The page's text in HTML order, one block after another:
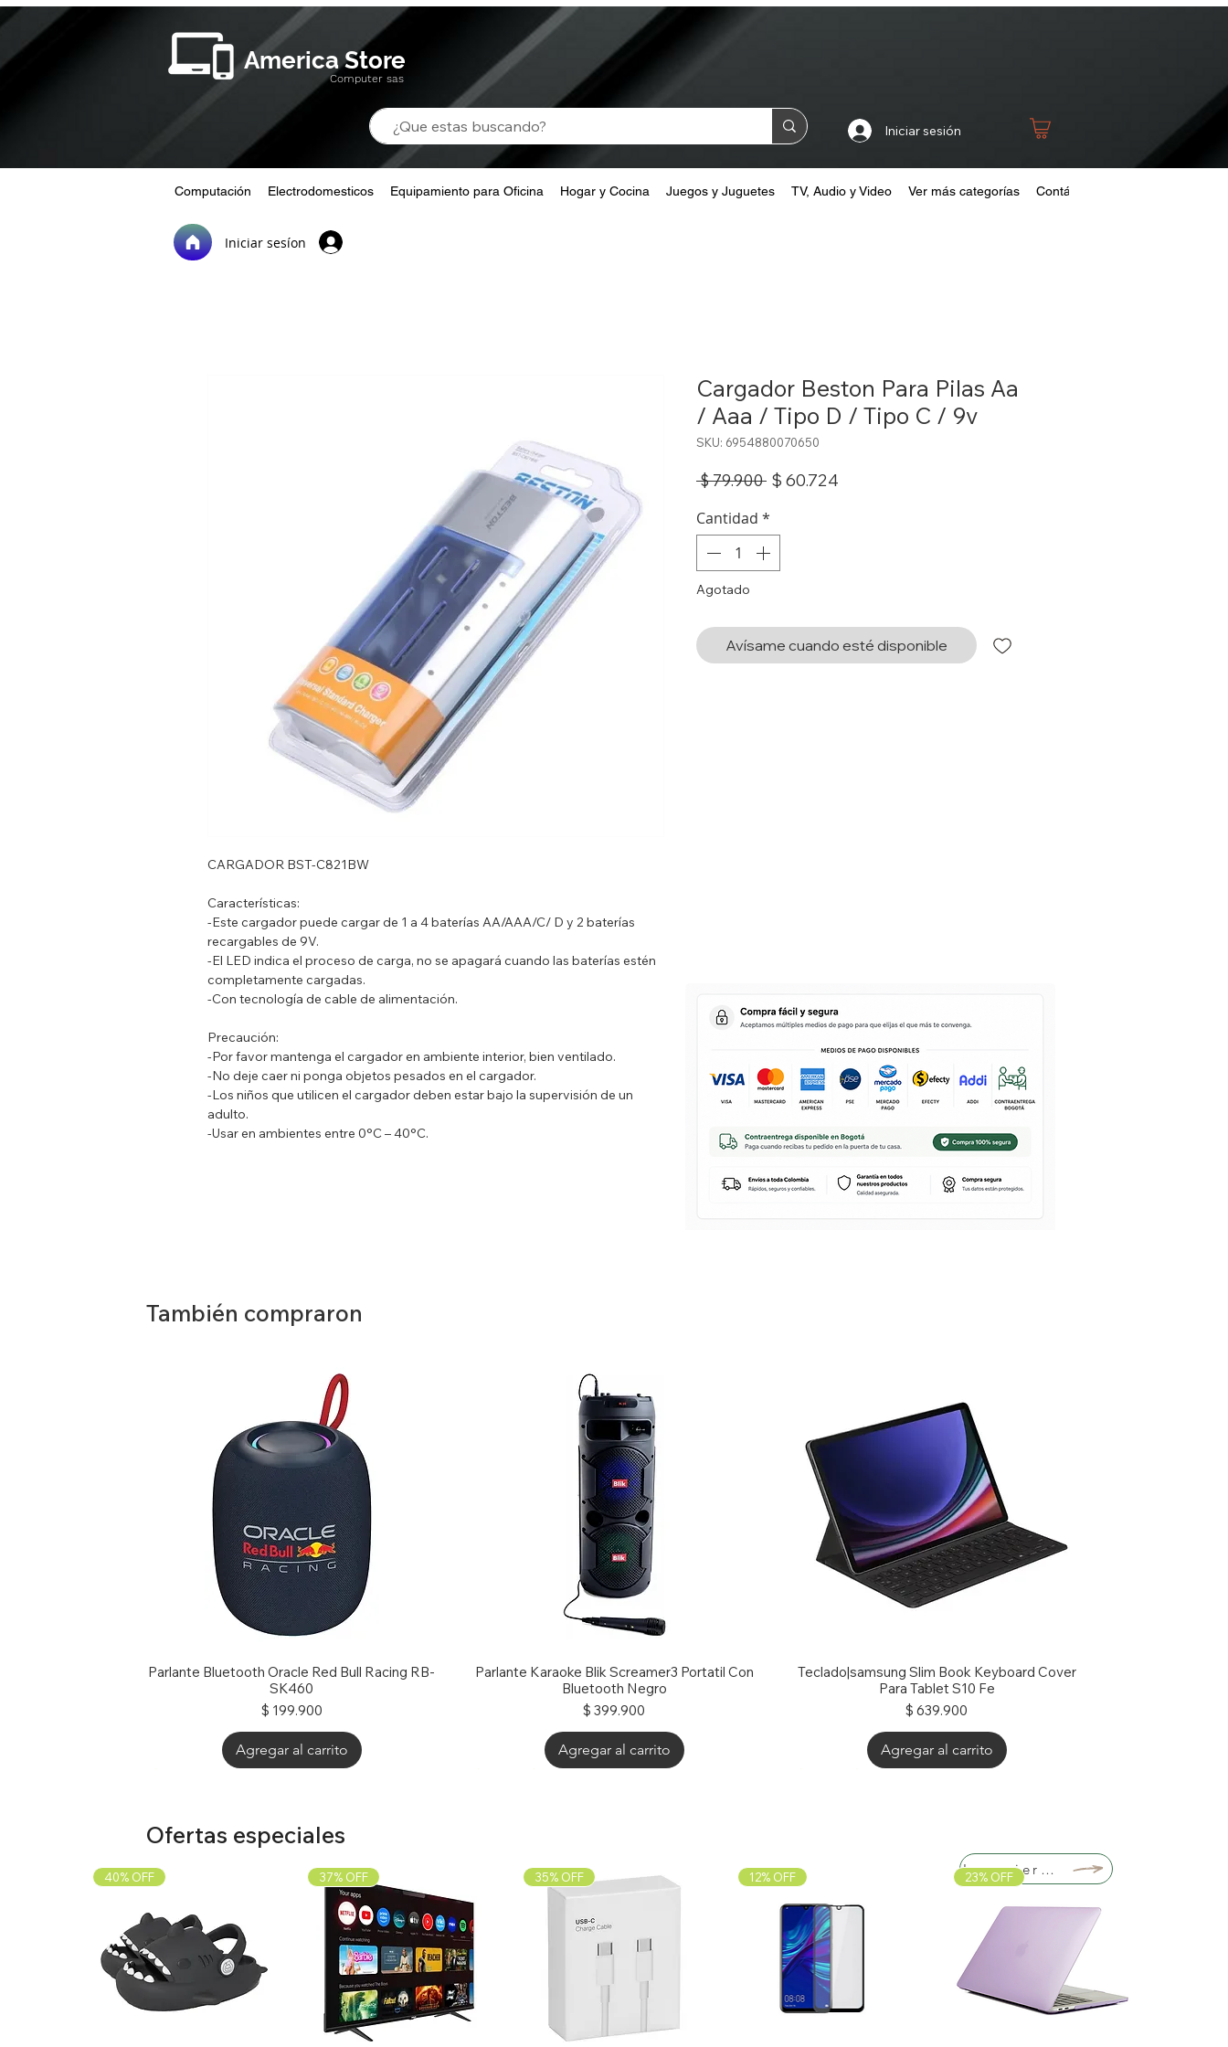
America Store
Computer sas
Iniciar sesión
Computación Electrodomesticos Equipamiento para Oficina Hogar y Cocina Juegos y Juguetes TV, Audio y Video Ver más categorías Contáctanos
Iniciar sesíon
CARGADOR BST-C821BW
Características:
-Este cargador puede cargar de 1 a 4 baterías AA/AAA/C/ D y 2 baterías
recargables de 9V.
-El LED indica el proceso de carga, no se apagará cuando las baterías estén
completamente cargadas.
-Con tecnología de cable de alimentación.
Precaución:
-Por favor mantenga el cargador en ambiente interior, bien ventilado.
-No deje caer ni ponga objetos pesados en el cargador.
-Los niños que utilicen el cargador deben estar bajo la supervisión de un
adulto.
-Usar en ambientes entre 0°C – 40°C.
Cargador Beston Para Pilas Aa
/ Aaa / Tipo D / Tipo C / 9v
SKU: 6954880070650
$ 79.900 Precio
$ 60.724
Cantidad *
Agotado
Avísame cuando esté disponible
También compraron
Parlante Bluetooth Oracle Red Bull Racing RB-
SK460
Precio
$ 199.900
Agregar al carrito
Parlante Karaoke Blik Screamer3 Portatil Con
Bluetooth Negro
Precio
$ 399.900
Agregar al carrito
Teclado|samsung Slim Book Keyboard Cover
Para Tablet S10 Fe
Precio
$ 639.900
Agregar al carrito
Ofertas especiales
Lo quiero!
40% OFF 37% OFF 35% OFF 12% OFF 23% OFF